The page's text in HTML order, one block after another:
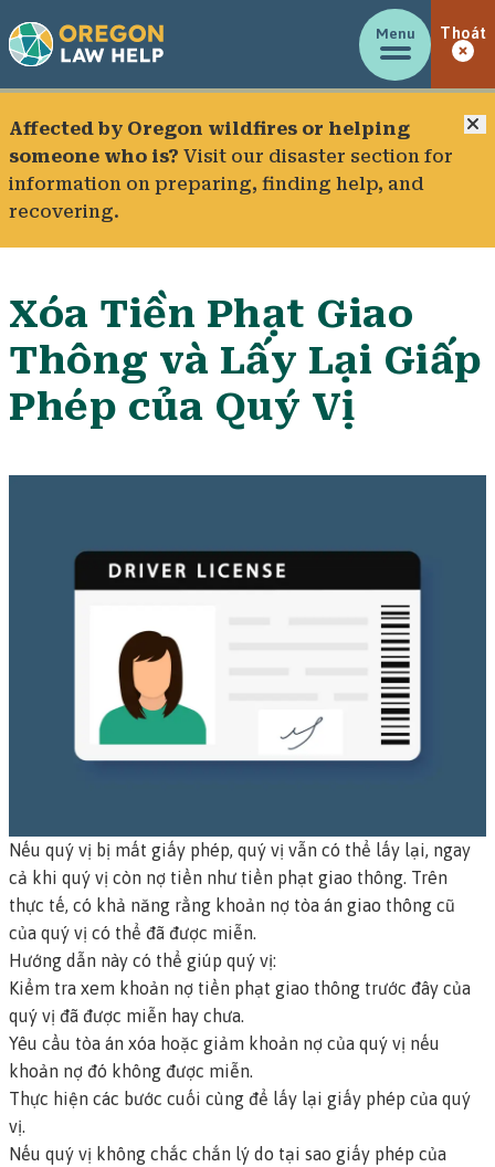
Menu Thoát
Affected by Oregon wildfires or helping
someone who is? Visit our disaster section for
information on preparing, finding help, and
recovering.
Xóa Tiền Phạt Giao
Thông và Lấy Lại Giấp
Phép của Quý Vị
Nếu quý vị bị mất giấy phép, quý vị vẫn có thể lấy lại, ngay
cả khi quý vị còn nợ tiền như tiền phạt giao thông. Trên
thực tế, có khả năng rằng khoản nợ tòa án giao thông cũ
của quý vị có thể đã được miễn.
Hướng dẫn này có thể giúp quý vị:
Kiểm tra xem khoản nợ tiền phạt giao thông trước đây của
quý vị đã được miễn hay chưa.
Yêu cầu tòa án xóa hoặc giảm khoản nợ của quý vị nếu
khoản nợ đó không được miễn.
Thực hiện các bước cuối cùng để lấy lại giấy phép của quý
vị.
Nếu quý vị không chắc chắn lý do tại sao giấy phép của